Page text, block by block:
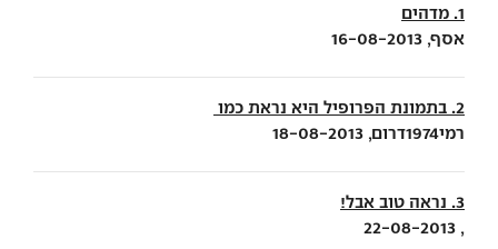
1. מדהים
אסף, 16-08-2013
2. בתמונת הפרופיל היא נראת כמו
רמי1974דרום, 18-08-2013
3. נראה טוב אבל!
, 22-08-2013